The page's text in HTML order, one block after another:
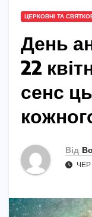
ЦЕРКОВНІ ТА
День
22
сенс
Від
ЧЕР